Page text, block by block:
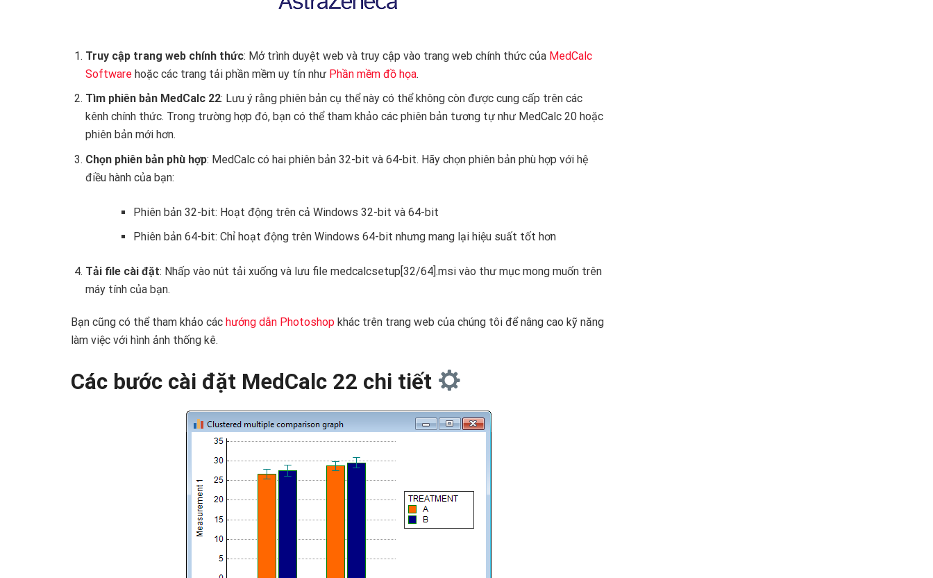
Truy cập trang web chính thức: Mở trình duyệt web và truy cập vào trang web chính thức của MedCalc
Softwarehoặc các trang tải phần mềm uy tín như Phần mềm đồ họa.
Tìm phiên bản MedCalc 22: Lưu ý rằng phiên bản cụ thể này có thể không còn được cung cấp trên các
kênh chính thức. Trong trường hợp đó, bạn có thể tham khảo các phiên bản tương tự như MedCalc 20 hoặc
phiên bản mới hơn.
Chọn phiên bản phù hợp: MedCalc có hai phiên bản 32-bit và 64-bit. Hãy chọn phiên bản phù hợp với hệ
điều hành của bạn:
Phiên bản 32-bit: Hoạt động trên cả Windows 32-bit và 64-bit
Phiên bản 64-bit: Chỉ hoạt động trên Windows 64-bit nhưng mang lại hiệu suất tốt hơn
Tải file cài đặt: Nhấp vào nút tải xuống và lưu file medcalcsetup[32/64].msi vào thư mục mong muốn trên
máy tính của bạn.
Bạn cũng có thể tham khảo các hướng dẫn Photoshop khác trên trang web của chúng tôi để nâng cao kỹ năng
làm việc với hình ảnh thống kê.
Các bước cài đặt MedCalc 22 chi tiết